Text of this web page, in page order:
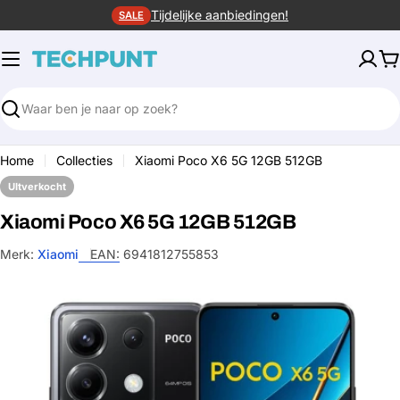
naar
inhoud
SALE Tijdelijke aanbiedingen!
Zoeken
Home Collecties Xiaomi Poco X6 5G 12GB 512GB
UItverkocht
Xiaomi Poco X6 5G 12GB 512GB
Merk: Xiaomi EAN: 6941812755853